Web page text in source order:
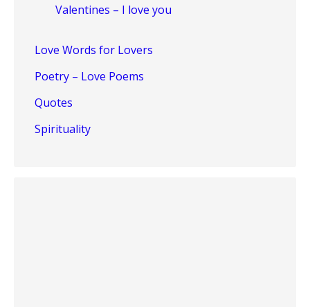
Valentines – I love you
Love Words for Lovers
Poetry – Love Poems
Quotes
Spirituality